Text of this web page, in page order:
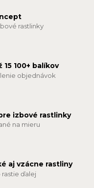
rastlinky
100+ balíkov
objednávok
izbové rastlinky
na mieru
aj vzácne rastliny
ďalej